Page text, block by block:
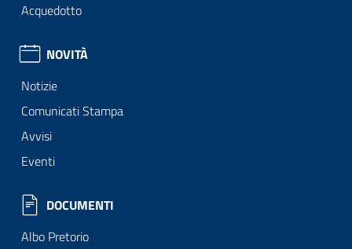
Acquedotto
NOVITÀ
Notizie
Comunicati Stampa
Avvisi
Eventi
DOCUMENTI
Albo Pretorio